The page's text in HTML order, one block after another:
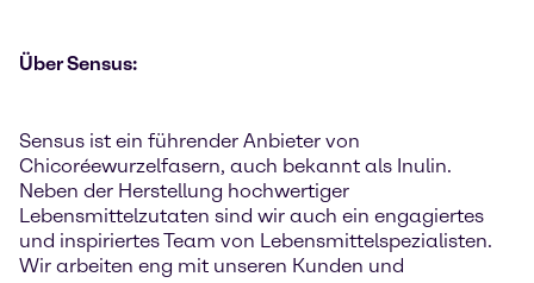
Über Sensus:
Sensus ist ein führender Anbieter von
Chicoréewurzelfasern, auch bekannt als Inulin.
Neben der Herstellung hochwertiger
Lebensmittelzutaten sind wir auch ein engagiertes
und inspiriertes Team von Lebensmittelspezialisten.
Wir arbeiten eng mit unseren Kunden und